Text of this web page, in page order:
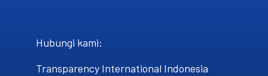
Hubungi kami​:
Transparency International Indonesia